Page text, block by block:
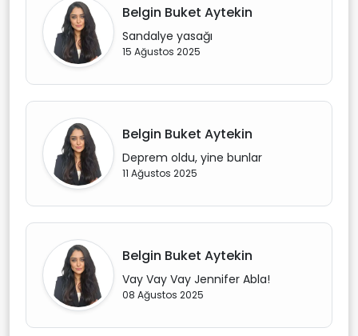
Belgin Buket Aytekin
Sandalye yasağı
15 Ağustos 2025
Belgin Buket Aytekin
Deprem oldu, yine bunlar
11 Ağustos 2025
Belgin Buket Aytekin
Vay Vay Vay Jennifer Abla!
08 Ağustos 2025